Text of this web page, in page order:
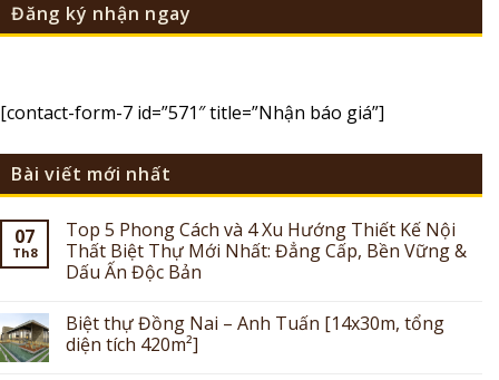
Đăng ký nhận ngay
[contact-form-7 id=”571″ title=”Nhận báo giá”]
Bài viết mới nhất
07
Th8
Top 5 Phong Cách và 4 Xu Hướng Thiết Kế Nội
Thất Biệt Thự Mới Nhất: Đẳng Cấp, Bền Vững &
Dấu Ấn Độc Bản
Biệt thự Đồng Nai – Anh Tuấn [14x30m, tổng
diện tích 420m²]